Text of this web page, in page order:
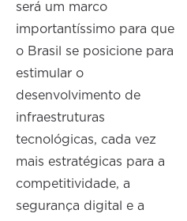
será um marco
importantíssimo para que
o Brasil se posicione para
estimular o
desenvolvimento de
infraestruturas
tecnológicas, cada vez
mais estratégicas para a
competitividade, a
segurança digital e a